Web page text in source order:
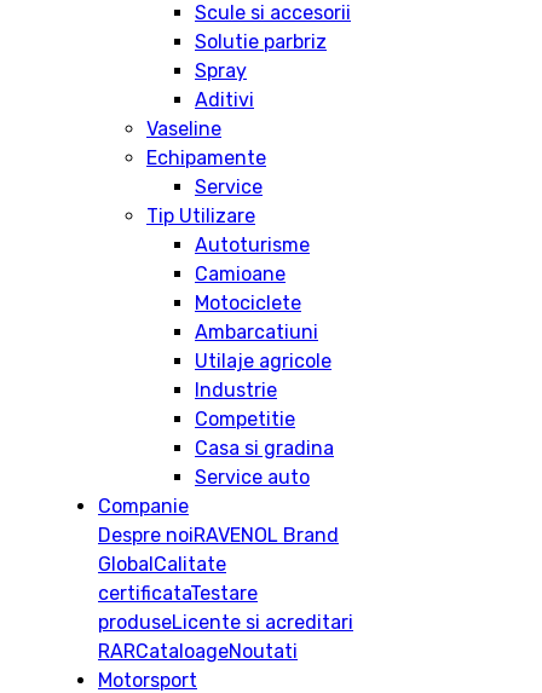
Scule si accesorii
Solutie parbriz
Spray
Aditivi
Vaseline
Echipamente
Service
Tip Utilizare
Autoturisme
Camioane
Motociclete
Ambarcatiuni
Utilaje agricole
Industrie
Competitie
Casa si gradina
Service auto
Companie
Despre noiRAVENOL Brand
GlobalCalitate
certificataTestare
produseLicente si acreditari
RARCataloageNoutati
Motorsport